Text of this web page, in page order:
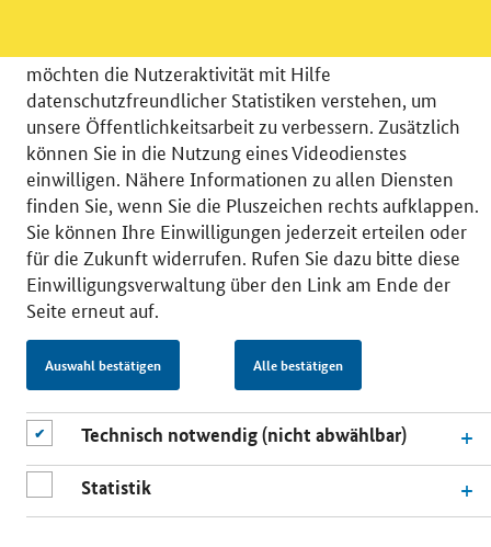
© 2026 Bundesministerium für Wirtschaft und Energie
RSS
Benutzerhinweise
Inhaltsverzeichnis
Impressum
Barrierefreiheit
Datenschutz
Einwilligungsverwaltung
möchten die Nutzeraktivität mit Hilfe
datenschutzfreundlicher Statistiken verstehen, um
unsere Öffentlichkeitsarbeit zu verbessern. Zusätzlich
können Sie in die Nutzung eines Videodienstes
einwilligen. Nähere Informationen zu allen Diensten
finden Sie, wenn Sie die Pluszeichen rechts aufklappen.
Sie können Ihre Einwilligungen jederzeit erteilen oder
für die Zukunft widerrufen. Rufen Sie dazu bitte diese
Einwilligungsverwaltung über den Link am Ende der
Seite erneut auf.
Auswahl bestätigen Alle bestätigen
Technisch notwendig (nicht abwählbar)
Statistik